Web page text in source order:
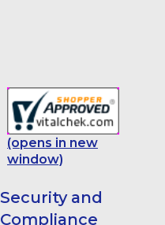
(opens in new
window)
Security and
Compliance